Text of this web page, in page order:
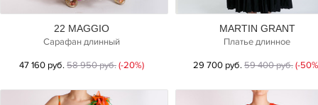
22 MAGGIO
Сарафан длинный
47 160 руб.58 950 руб.(-20%)
MARTIN GRANT
Платье длинное
29 700 руб.59 400 руб.(-